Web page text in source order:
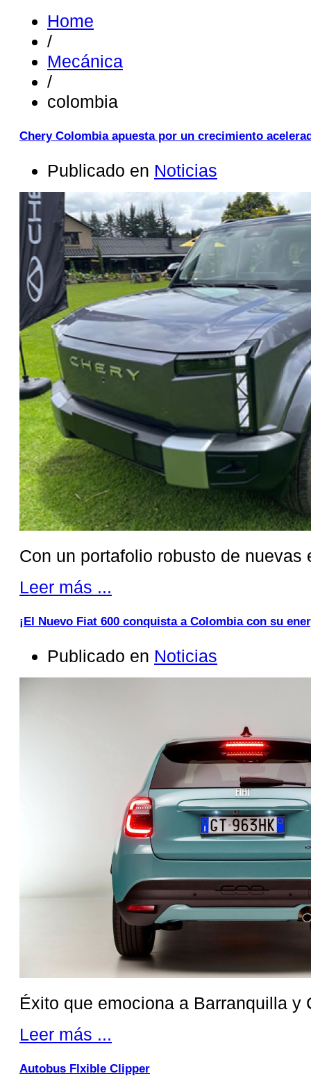
Home
/
Mecánica
/
colombia
Chery Colombia apuesta por un crecimiento
Publicado en Noticias
Con un portafolio robusto de nuevas
Leer más ...
¡El Nuevo Fiat 600 conquista a Colombia con su
Publicado en Noticias
Éxito que emociona a Barranquilla y
Leer más ...
Autobus Flxible Clipper